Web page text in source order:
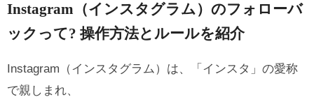
Instagram（インスタグラム）のフォローバ
ックって? 操作方法とルールを紹介
Instagram（インスタグラム）は、「インスタ」の愛称
で親しまれ、